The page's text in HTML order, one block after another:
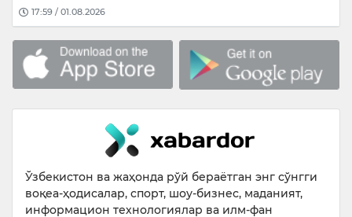
17:59 / 01.08.2026
Ўзбекистон ва жаҳонда рўй бераётган энг сўнгги
воқеа-ҳодисалар, спорт, шоу-бизнес, маданият,
информацион технологиялар ва илм-фан